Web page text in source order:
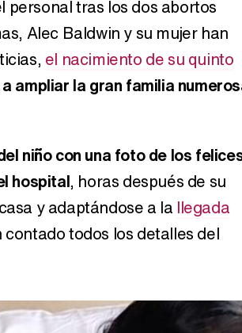
Manu Baqueiro: "Tuve como referente a Bruce Willis en 'Luz de Luna' para mi trabajo en la serie 'Perdiendo el juicio'"
personal tras los dos abortos
Alec Baldwin y su mujer han
el nacimiento de su quinto
a ampliar la gran familia
niño con una foto de los
hospital, horas después de su
y adaptándose a la llegada
contado todos los detalles del